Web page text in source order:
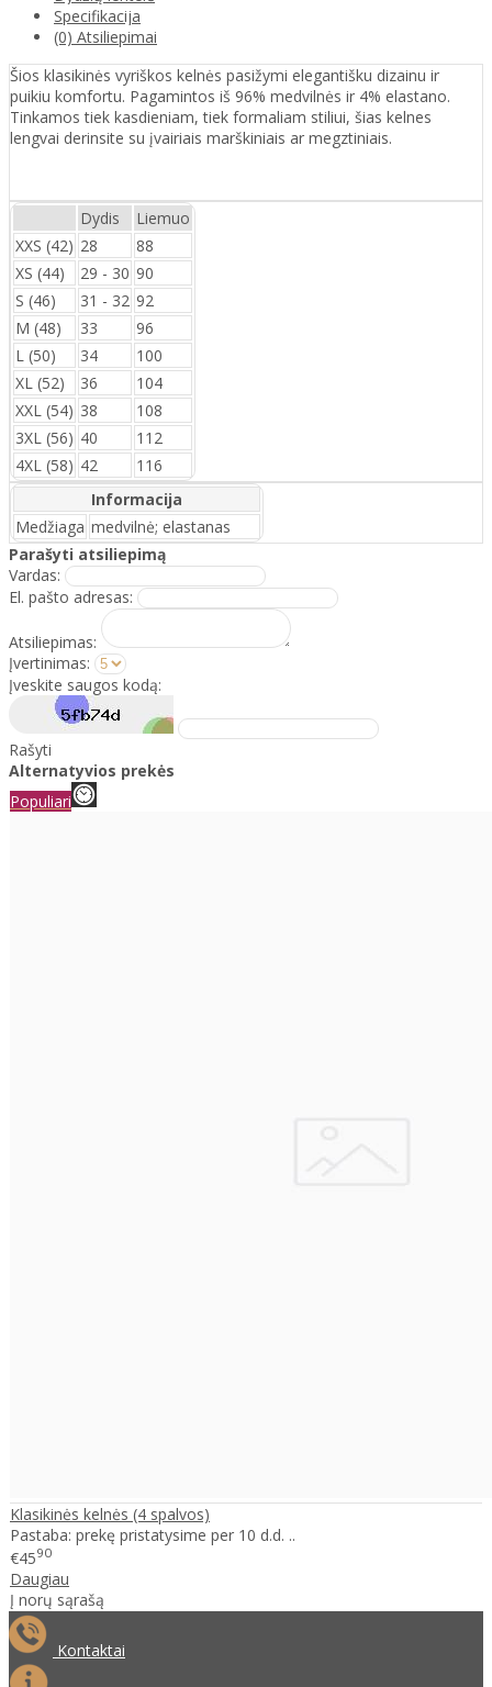
Specifikacija
(0) Atsiliepimai
Šios klasikinės vyriškos kelnės pasižymi elegantišku dizainu ir
puikiu komfortu. Pagamintos iš 96% medvilnės ir 4% elastano.
Tinkamos tiek kasdieniam, tiek formaliam stiliui, šias kelnes
lengvai derinsite su įvairiais marškiniais ar megztiniais.
Dydis
Liemuo
XXS (42) 28
88
XS (44)
29 - 30 90
S (46)
31 - 32 92
M (48)
33
96
L (50)
34
100
XL (52)
36
104
XXL (54) 38
108
3XL (56) 40
112
4XL (58) 42
116
Informacija
Medžiaga medvilnė; elastanas
Parašyti atsiliepimą
Vardas:
El. pašto adresas:
Atsiliepimas:
Įvertinimas:
Įveskite saugos kodą:
Rašyti
Alternatyvios prekės
Populiari
Klasikinės kelnės (4 spalvos)
Pastaba: prekę pristatysime per 10 d.d. ..
€4590
Daugiau
Į norų sąrašą
Kontaktai